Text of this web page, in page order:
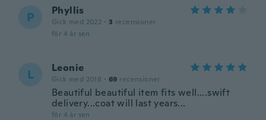
P Phyllis
Gick med 2022 · 3 recensioner
för 4 år sen
L Leonie
Gick med 2018 · 69 recensioner
Beautiful beautiful item fits well....swift
delivery...coat will last years...
för 4 år sen